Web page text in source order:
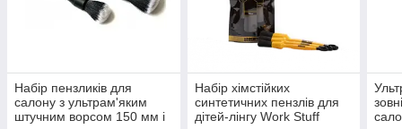
Набір пензликів для
салону з ультрам'яким
штучним ворсом 150 мм і
Набір хімстійких
синтетичних пензлів для
дітей-лінгу Work Stuff